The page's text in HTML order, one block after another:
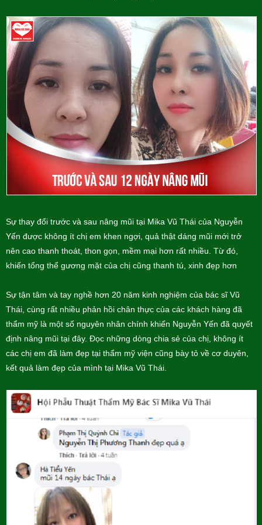
Sự thay đổi trước và sau nâng mũi tại Mika Vũ Thái của Nguyễn
Yến được không ít chị em khen ngợi, quả thật dáng mũi mới trở
nên cao thanh thoát, thon gọn, mềm mại hơn rất nhiều. Từ đó,
khiến tổng thể gương mặt của chị cũng thanh tú, xinh đẹp hơn
Sự tận tâm và tay nghề hơn 20 năm kinh nghiệm của bác sĩ Vũ
Thái, cùng rất nhiều phản hồi chân thực của các khách hàng đã
thẩm mỹ là một số nguyên nhân chính khiến Nguyễn Yến đã quyết
định nâng mũi tại đây. Đọc những dòng chia sẻ của chị, không ít
các chị em đã làm đẹp tại thẩm mỹ viện cũng bày tỏ về cơ duyên,
kết quả làm đẹp của mình tại Mika Vũ Thái.